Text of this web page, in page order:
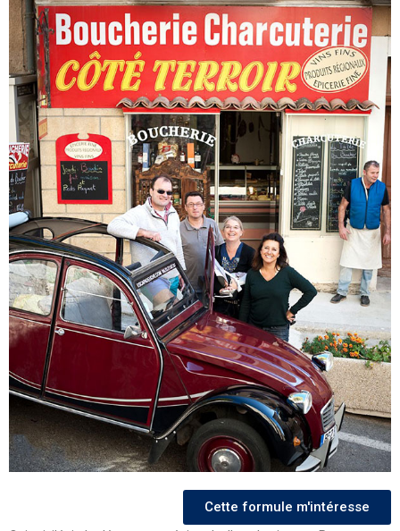
Cette formule m'intéresse